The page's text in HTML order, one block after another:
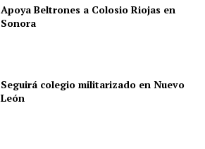
Apoya Beltrones a Colosio Riojas en
Sonora
Seguirá colegio militarizado en Nuevo
León